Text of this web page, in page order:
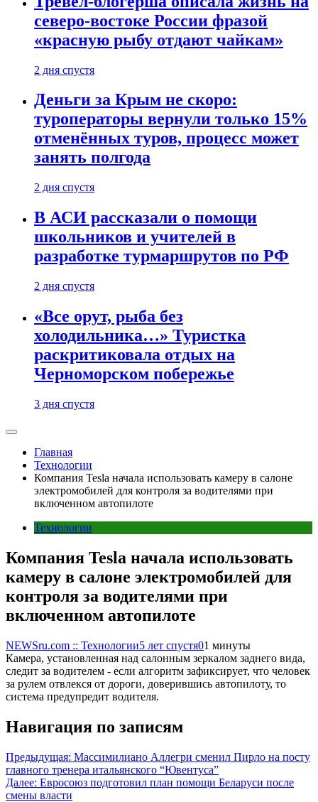
северо-востоке России фразой
«красную рыбу отдают чайкам»
2 дня спустя
Деньги за Крым не скоро:
туроператоры вернули только 15%
отменённых туров, процесс может
занять полгода
2 дня спустя
В АСИ рассказали о помощи
школьников и учителей в
разработке турмаршрутов по РФ
2 дня спустя
«Все орут, рыба без
холодильника…» Туристка
раскритиковала отдых на
Черноморском побережье
3 дня спустя
Главная
Технологии
Компания Tesla начала использовать камеру в салоне
электромобилей для контроля за водителями при
включенном автопилоте
Технологии
Компания Tesla начала использовать
камеру в салоне электромобилей для
контроля за водителями при
включенном автопилоте
NEWSru.com :: Технологии5 лет спустя01 минуты
Камера, установленная над салонным зеркалом заднего вида,
следит за водителем - если алгоритм зафиксирует, что человек
за рулем отвлекся от дороги, доверившись автопилоту, то
система предупредит водителя.
Навигация по записям
Предыдущая: Массимилиано Аллегри сменил Пирло на посту
главного тренера итальянского “Ювентуса”
Далее: Евросоюз подготовил план помощи Беларуси после
смены власти